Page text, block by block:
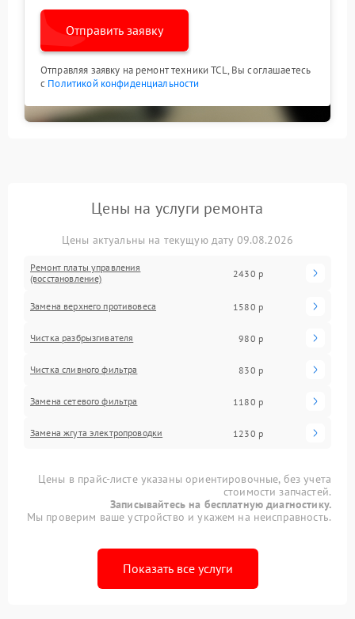
Отправить заявку
Отправляя заявку на ремонт техники TCL, Вы соглашаетесь
с Политикой конфиденциальности
Цены на услуги ремонта
Цены актуальны на текущую дату 09.08.2026
Ремонт платы управления
(восстановление)
2430 р
Замена верхнего противовеса 1580 р
Чистка разбрызгивателя 980 р
Чистка сливного фильтра 830 р
Замена сетевого фильтра 1180 р
Замена жгута электропроводки 1230 р
Цены в прайс-листе указаны ориентировочные, без учета
стоимости запчастей.
Записывайтесь на бесплатную диагностику.
Мы проверим ваше устройство и укажем на неисправность.
Показать все услуги